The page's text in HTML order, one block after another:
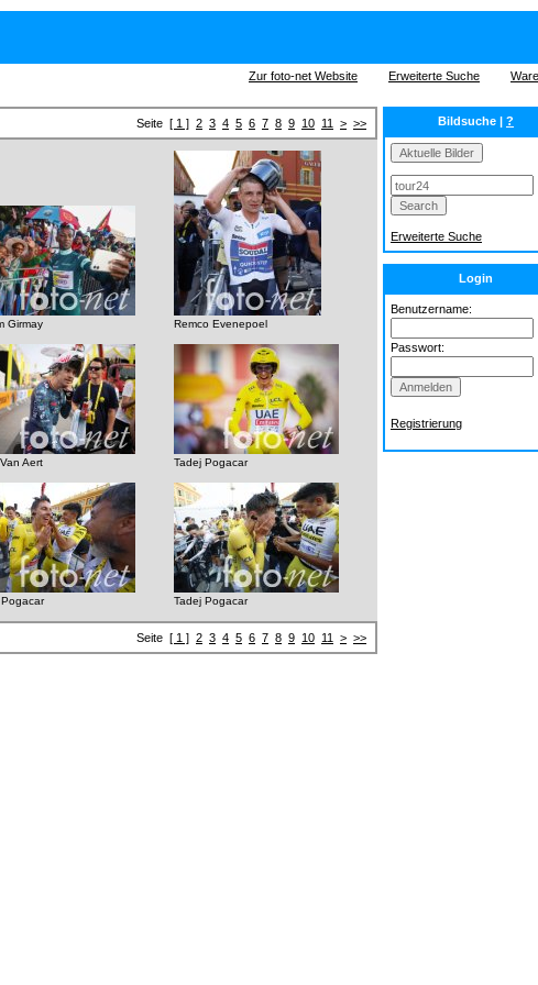
Zur foto-net Website Erweiterte Suche
Seite [ 1 ] 2 3 4 5 6 7 8 9 10 11 > >>
Girmay Remco Evenepoel
Aert Tadej Pogacar
Tadej Pogacar
Seite [ 1 ] 2 3 4 5 6 7 8 9 10 11 > >>
Bildsuche | ?
Erweiterte Suche
Login
Benutzername:
Passwort:
Registrierung